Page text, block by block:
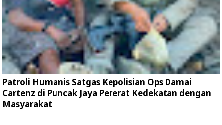
Patroli Humanis Satgas Kepolisian Ops Damai
Cartenz di Puncak Jaya Pererat Kedekatan dengan
Masyarakat